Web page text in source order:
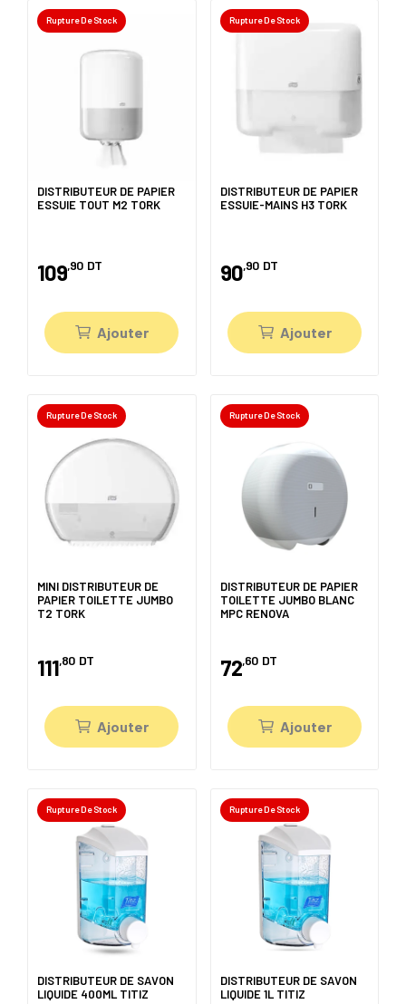
Rupture De Stock
DISTRIBUTEUR DE PAPIER
ESSUIE TOUT M2 TORK
109,90 DT
Ajouter
Rupture De Stock
DISTRIBUTEUR DE PAPIER
ESSUIE-MAINS H3 TORK
90,90 DT
Ajouter
Rupture De Stock
MINI DISTRIBUTEUR DE
PAPIER TOILETTE JUMBO
T2 TORK
111,80 DT
Ajouter
Rupture De Stock
DISTRIBUTEUR DE PAPIER
TOILETTE JUMBO BLANC
MPC RENOVA
72,60 DT
Ajouter
Rupture De Stock
DISTRIBUTEUR DE SAVON
LIQUIDE 400ML TITIZ
Rupture De Stock
DISTRIBUTEUR DE SAVON
LIQUIDE 1L TITIZ